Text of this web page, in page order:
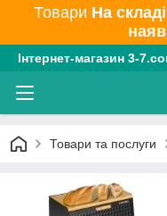
Товари На
Інтернет-магазин 3-
Товари та послуги